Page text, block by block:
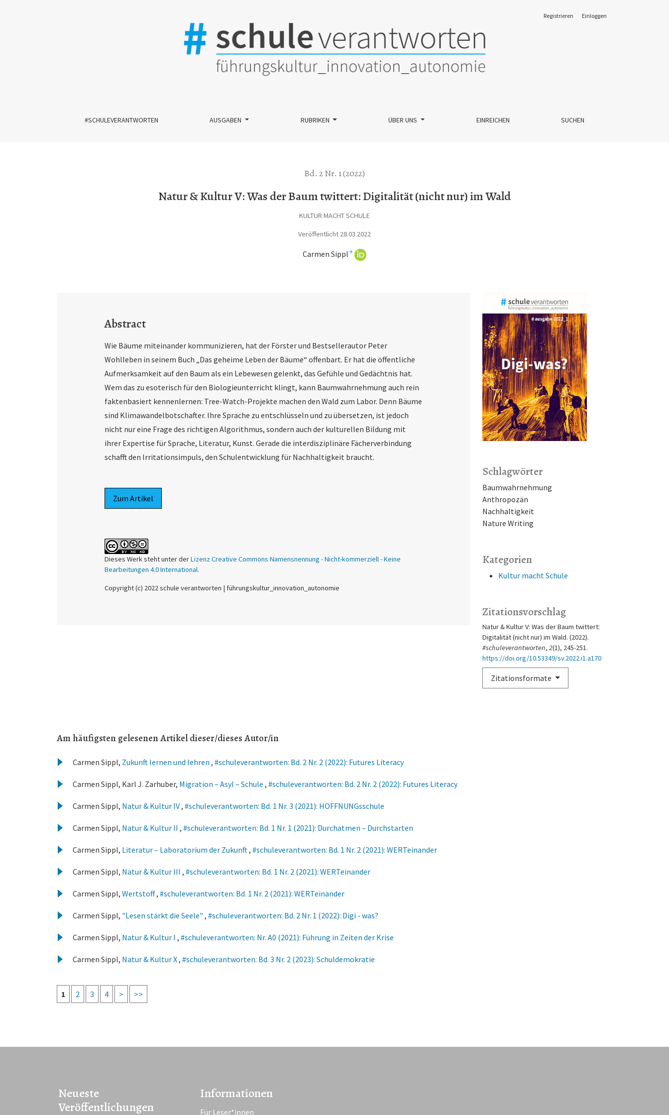
Natur &amp; Kultur V: Was der Baum twittert: Digitalität (nicht nur) im Wald
#SCHULEVERANTWORTEN AUSGABEN RUBRIKEN ÜBER UNS EINREICHEN SUCHEN
Registrieren Einloggen
Bd. 2 Nr. 1 (2022)
Natur & Kultur V: Was der Baum twittert: Digitalität (nicht nur) im Wald
KULTUR MACHT SCHULE
Veröffentlicht 28.03.2022
Carmen Sippl +
Schlagwörter
Baumwahrnehmung
Anthropozän
Nachhaltigkeit
Nature Writing
Kategorien
Kultur macht Schule
Zitationsvorschlag
Natur & Kultur V: Was der Baum twittert:
Digitalität (nicht nur) im Wald. (2022).
#schuleverantworten, 2(1), 245-251.
https://doi.org/10.53349/sv.2022.i1.a170
Zitationsformate
Abstract
Wie Bäume miteinander kommunizieren, hat der Förster und Bestsellerautor Peter
Wohlleben in sei­nem Buch „Das geheime Leben der Bäume“ offenbart. Er hat die öffentliche
Aufmerksamkeit auf den Baum als ein Lebewesen gelenkt, das Gefühle und Gedächtnis hat.
Wem das zu esoterisch für den Bio­logieunterricht klingt, kann Baumwahrnehmung auch rein
faktenbasiert kennenlernen: Tree-Watch-Projekte machen den Wald zum Labor. Denn Bäume
sind Klimawandelbotschafter. Ihre Sprache zu entschlüsseln und zu übersetzen, ist jedoch
nicht nur eine Frage des richtigen Algorithmus, sondern auch der kulturellen Bildung mit
ihrer Expertise für Sprache, Literatur, Kunst. Gerade die interdiszipli­näre Fächerverbindung
schafft den Irritationsimpuls, den Schulentwicklung für Nachhaltigkeit braucht.
Zum Artikel
Dieses Werk steht unter derLizenz Creative Commons Namensnennung - Nicht-kommerziell - Keine
Bearbeitungen 4.0 International.
Copyright (c) 2022 schule verantworten | führungskultur_innovation_autonomie
Am häufigsten gelesenen Artikel dieser/dieses Autor/in
Carmen Sippl, Zukunft lernen und lehren , #schuleverantworten: Bd. 2 Nr. 2 (2022): Futures Literacy
Carmen Sippl, Karl J. Zarhuber, Migration – Asyl – Schule , #schuleverantworten: Bd. 2 Nr. 2 (2022): Futures Literacy
Carmen Sippl, Natur & Kultur IV, #schuleverantworten: Bd. 1 Nr. 3 (2021): HOFFNUNGsschule
Carmen Sippl, Natur & Kultur II , #schuleverantworten: Bd. 1 Nr. 1 (2021): Durchatmen – Durchstarten
Carmen Sippl, Literatur – Laboratorium der Zukunft , #schuleverantworten: Bd. 1 Nr. 2 (2021): WERTeinander
Carmen Sippl, Natur & Kultur III , #schuleverantworten: Bd. 1 Nr. 2 (2021): WERTeinander
Carmen Sippl, Wertstoff, #schuleverantworten: Bd. 1 Nr. 2 (2021): WERTeinander
Carmen Sippl, "Lesen stärkt die Seele" , #schuleverantworten: Bd. 2 Nr. 1 (2022): Digi - was?
Carmen Sippl, Natur & Kultur I , #schuleverantworten: Nr. A0 (2021): Führung in Zeiten der Krise
Carmen Sippl, Natur & Kultur X, #schuleverantworten: Bd. 3 Nr. 2 (2023): Schuldemokratie
1 2 3 4 > >>
Neueste
Veröffentlichungen
Informationen
Für Leser*innen